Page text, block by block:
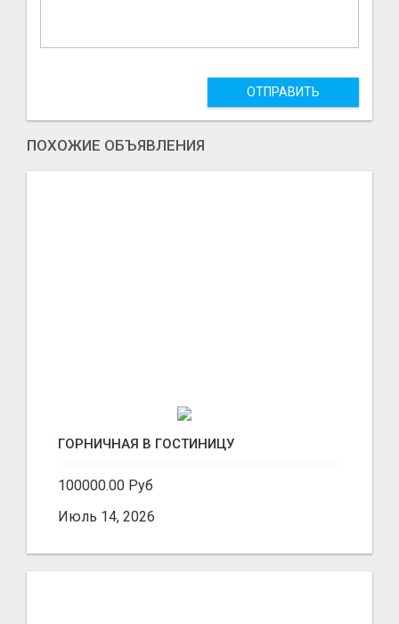
ОТПРАВИТЬ
ПОХОЖИЕ ОБЪЯВЛЕНИЯ
ГОРНИЧНАЯ В ГОСТИНИЦУ
100000.00 Руб
Июль 14, 2026